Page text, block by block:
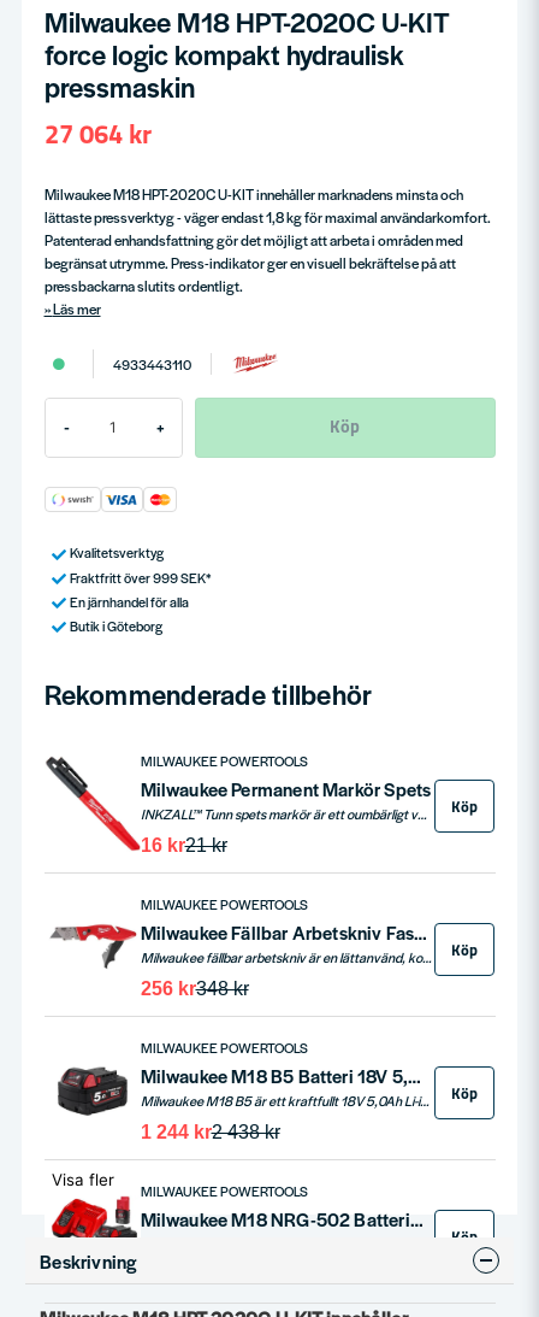
Milwaukee M18 HPT-2020C U-KIT
force logic kompakt hydraulisk
pressmaskin
27 064 kr
Milwaukee M18 HPT-2020C U-KIT innehåller marknadens minsta och
lättaste pressverktyg - väger endast 1,8 kg för maximal användarkomfort.
Patenterad enhandsfattning gör det möjligt att arbeta i områden med
begränsat utrymme. Press-indikator ger en visuell bekräftelse på att
pressbackarna slutits ordentligt.
Läs mer
4933443110
- + Köp
Kvalitetsverktyg
Fraktfritt över 999 SEK*
En järnhandel för alla
Butik i Göteborg
Rekommenderade tillbehör
MILWAUKEE POWERTOOLS
Milwaukee Permanent Markör Spets
INKZALL™ Tunn spets markör är ett oumbärligt verktyg för bygg- och kontorsmiljöer, med en hållbar spets som förblir skarp och motstår tryck. Idealisk för markering på grova ytor som betong, samt på trä, metall, plywood och plast. Markören har snabbverkande bläck, fungerar även efter 72 timmar utan kork och är utrustad med praktiska fästen och hål för enkel hantering och förvaring.
21 kr
16 kr
Köp
MILWAUKEE POWERTOOLS
Milwaukee Fällbar Arbetskniv Fastback
Milwaukee fällbar arbetskniv är en lättanvänd, kompakt kniv som sparar tid och ökar effektiviteten. Med enhandsgrepp, integrerad kapfunktion, verktygslöst bladbyte och inbyggd kabelskalare blir detta ett perfekt verktyg för alla snabbt behov.
348 kr
256 kr
Köp
MILWAUKEE POWERTOOLS
Milwaukee M18 B5 Batteri 18V 5,0ah
Milwaukee M18 B5 är ett kraftfullt 18V 5,0Ah Li-ion batteri som passar till alla Milwaukee M18-verktyg. Utrustat med REDLINK™ elektronik erbjuder batteriet överlägset skydd mot överbelastning, överhettning och överurladdning. Det vibrations- och stöttåliga höljet skyddar cellerna och säkerställer lång livslängd, medan individuell cellövervakning maximerar prestanda och produktivitet. Med upp till 2x längre driftstid och fler uppladdningar jämfört med tidigare batteriteknik, är M18 B5 det perfekta valet för både professionella hantverkare och gör-det-själv-entusiaster.
2 438 kr
1 244 kr
Köp
MILWAUKEE POWERTOOLS
Milwaukee M18 NRG-502 Batteripaket 18V (2x5,0ah + Laddare)
Köp
Visa fler
Beskrivning